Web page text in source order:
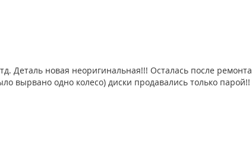
Деталь новая неоригинальная!!! Осталась после ремонта
вырвано одно колесо) диски продавались только парой!!